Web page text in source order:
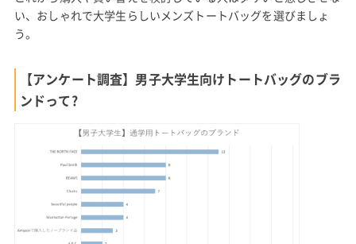
い、おしゃれで大学生らしいメンズトートバッグを選びましょ
う。
【アンケート調査】男子大学生向けトートバッグのブラ
ンドって?